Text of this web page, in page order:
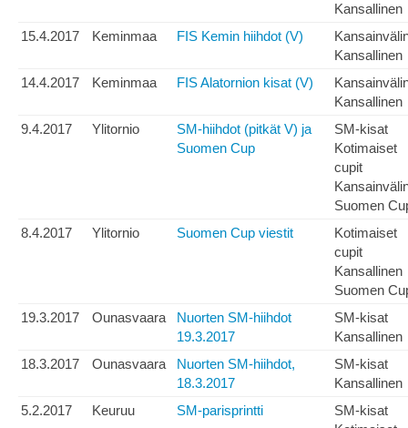
Kansallinen
15.4.2017
Keminmaa FIS Kemin hiihdot (V)
Kansallinen
14.4.2017
Keminmaa FIS Alatornion kisat (V)
Kansallinen
9.4.2017
Ylitornio
SM-hiihdot (pitkät V) ja
Suomen Cup
SM-kisat
Kotimaiset
cupit
Suomen
8.4.2017
Ylitornio Suomen Cup viestit
Kotimaiset
cupit
Kansallinen
Suomen
19.3.2017
Ounasvaara
Nuorten SM-hiihdot
19.3.2017
SM-kisat
Kansallinen
18.3.2017
Ounasvaara
Nuorten SM-hiihdot,
18.3.2017
SM-kisat
Kansallinen
5.2.2017
Keuruu SM-parisprintti
SM-kisat